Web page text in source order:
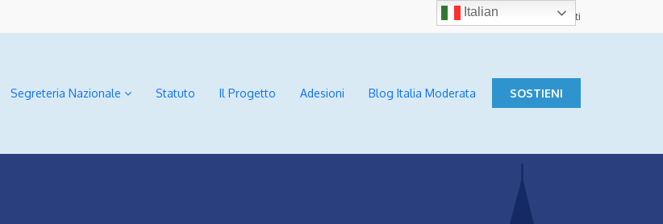
Contatti
SOSTIENI
Segreteria Nazionale Statuto Il Progetto Adesioni Blog Italia Moderata
Italian